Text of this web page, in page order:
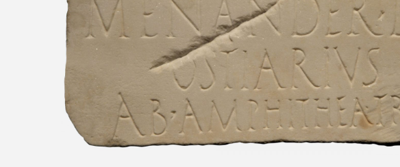
Anfiteatro Statilius
Roma, Porta Maggiore, Colombario degli Statili Siglo
I d. C. Museo Nacional Romano - Termas de
Diocleciano, Roma